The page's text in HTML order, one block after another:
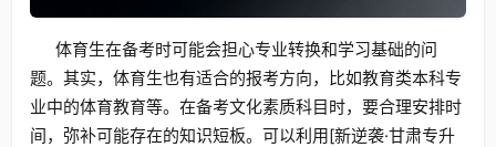
体育生在备考时可能会担心专业转换和学习基础的问
题。其实，体育生也有适合的报考方向，比如教育类本科专
业中的体育教育等。在备考文化素质科目时，要合理安排时
间，弥补可能存在的知识短板。可以利用[新逆袭·甘肃专升